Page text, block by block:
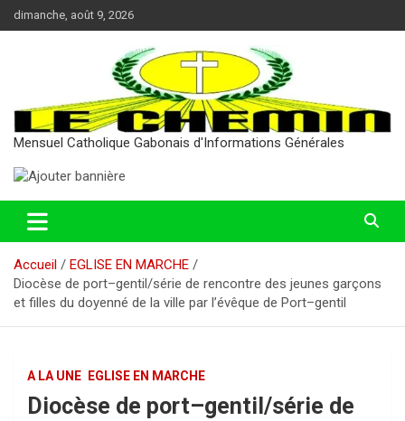
Aller
au
dimanche, août 9, 2026
Mensuel Catholique Gabonais d'Informations Générales
Accueil
EGLISE EN MARCHE
Diocèse de port–gentil/série de rencontre des jeunes garçons
et filles du doyenné de la ville par l’évêque de Port–gentil
A LA UNE EGLISE EN MARCHE
Diocèse de port–gentil/série de